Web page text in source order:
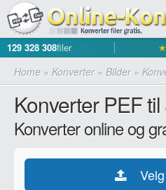
129 328 308filer ★
Home » Konverter» Bilder»
Konverter PEF
Konverter online og